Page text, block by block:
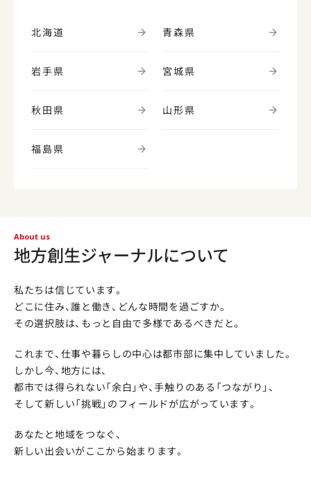
北海道 青森県
岩手県 宮城県
秋田県 山形県
福島県
About us
地方創生ジャーナルについて
私たちは信じています。
どこに住み、誰と働き、どんな時間を過ごすか。
その選択肢は、もっと自由で多様であるべきだと。
これまで、仕事や暮らしの中心は都市部に集中していました。
しかし今、地方には、
都市では得られない「余白」や、手触りのある「つながり」、
そして新しい「挑戦」のフィールドが広がっています。
あなたと地域をつなぐ、
新しい出会いがここから始まります。